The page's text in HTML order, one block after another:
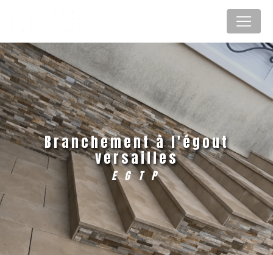
branchement à l'égout
versailles
EGTP